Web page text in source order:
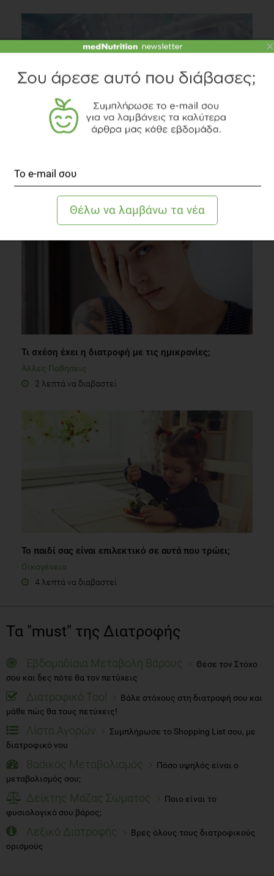
Άλλες Παθήσεις
3 λεπτά να διαβαστεί
Τι σχέση έχει η διατροφή με τις ημικρανίες;
Άλλες Παθήσεις
2 λεπτά να διαβαστεί
Το παιδί σας είναι επιλεκτικό σε αυτά που τρώει;
Οικογένεια
4 λεπτά να διαβαστεί
Τα "must" της Διατροφής
Εβδομαδίαια Μεταβολή Βάρους
Θέσε τον Στόχο
σου και δες πότε θα τον πετύχεις
Διατροφικό Tool
Βάλε στόχους στη διατροφή σου και
μάθε πώς θα τους πετύχεις!
Λίστα Αγορών
Συμπλήρωσε το Shopping List σου, με
διατροφικό νου
Βασικός Μεταβολισμός
Πόσο υψηλός είναι ο
μεταβολισμός σου;
Δείκτης Μάζας Σώματος
Ποιο είναι το
φυσιολογικό σου βάρος;
Λεξικό Διατροφής
Βρες όλους τους διατροφικούς
ορισμούς
×